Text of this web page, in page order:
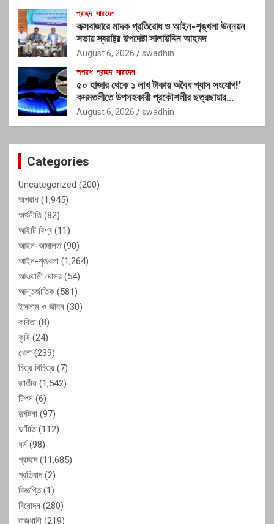
প্রচ্ছদ সারাদেশ
কক্সবাজারে মাদক প্রতিরোধ ও আইন-শৃঙ্খলা উন্নয়ন
সভায় স্বরাষ্ট্র উপদেষ্টা সালাউদ্দিন আহমদ
August 6, 2026 swadhin
অপরাধ প্রচ্ছদ সারাদেশ
৫০ হাজার থেকে ১ লাখ টাকায় অবৈধ গ্যাস সংযোগ!’
কদমতলীতে উপসহকারী প্রকৌশলীর ছত্রছায়ার
অভিযোগ
August 6, 2026 swadhin
Categories
Uncategorized (200)
অপরাধ (1,945)
অর্থনীতি(82)
আইটি বিশ্ব (11)
আইন-আদালত(90)
আইন-শৃঙ্খলা (1,264)
আওয়ামী দোসর (54)
আন্তর্জাতিক (581)
ইসলাম ও জীবন (30)
কবিতা (8)
কৃষি (24)
খেলা (239)
চিত্র বিচিত্র (7)
জাতীয় (1,542)
টিপস (6)
দুর্ঘটনা (97)
দুর্নীতি(112)
ধর্ম(98)
প্রচ্ছদ(11,685)
প্রতিবাদ(2)
বিজ্ঞপ্তি(1)
বিনোদন (280)
রাজধানী (219)